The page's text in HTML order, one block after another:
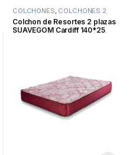
COLCHONES, COLCHONES 2
Plazas
Colchon de Resortes 2 plazas
SUAVEGOM Cardiff 140*25